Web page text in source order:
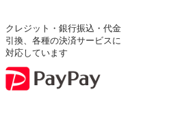
クレジット・銀行振込・代金
引換、各種の決済サービスに
対応しています